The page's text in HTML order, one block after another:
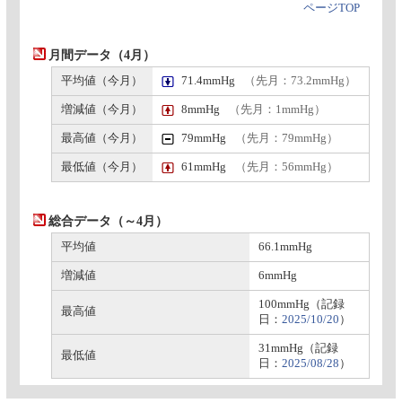
ページTOP
月間データ（4月）
平均値（今月） 71.4mmHg （先月：73.2mmHg）
増減値（今月） 8mmHg （先月：1mmHg）
最高値（今月） 79mmHg （先月：79mmHg）
最低値（今月） 61mmHg （先月：56mmHg）
総合データ（～4月）
平均値 66.1mmHg
増減値 6mmHg
最高値
100mmHg（記録
日： 2025/10/20 ）
最低値
31mmHg（記録
日： 2025/08/28 ）